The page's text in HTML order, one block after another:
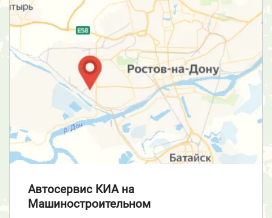
Автосервис КИА на
Машиностроительном